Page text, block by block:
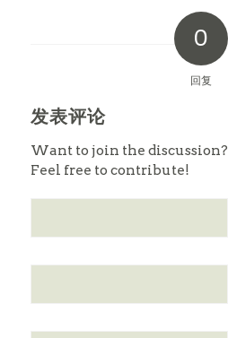
0
回复
发表评论
Want to join the discussion?
Feel free to contribute!